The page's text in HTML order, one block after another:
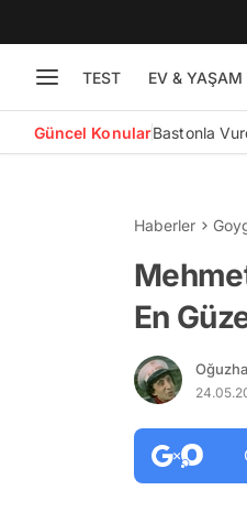
TEST EV & YAŞAM
Güncel KonularBastonla
Haberler
En